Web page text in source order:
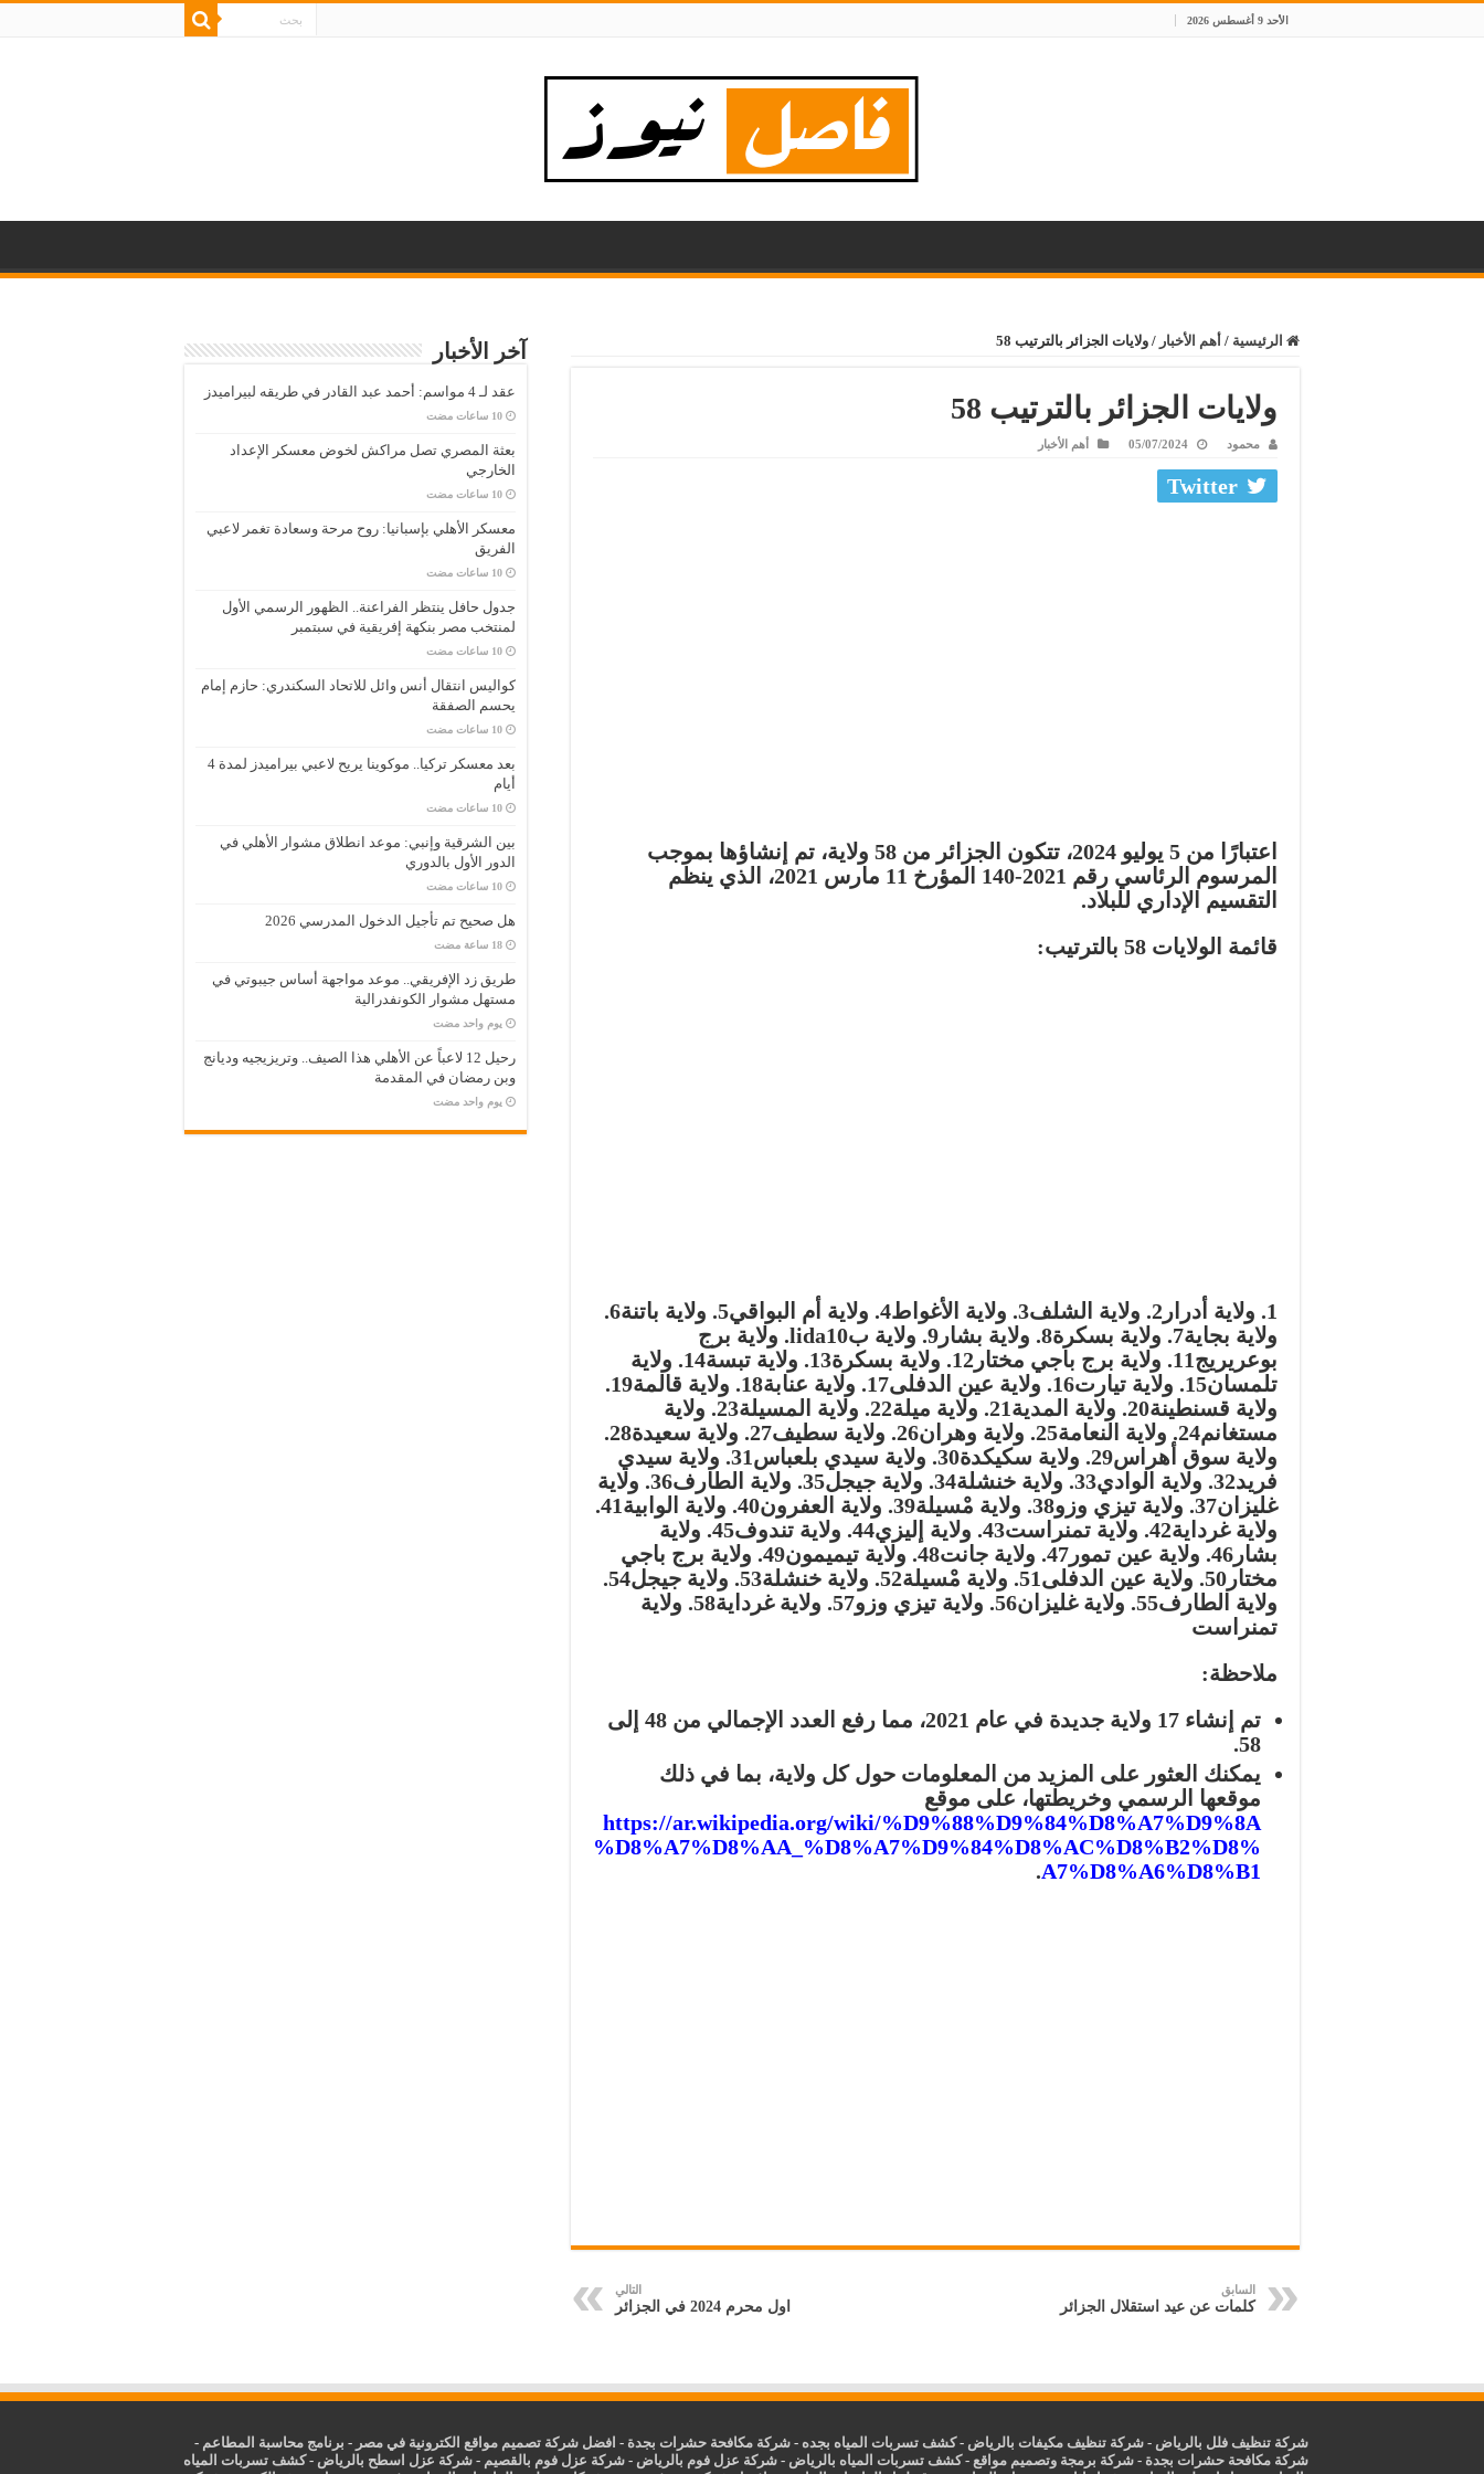
الأحد 9 أغسطس 2026
الرئيسية / أهم الأخبار / ولايات الجزائر بالترتيب 58
ولايات الجزائر بالترتيب 58
محمود 05/07/2024 أهم الأخبار
Twitter
اعتبارًا من 5 يوليو 2024، تتكون الجزائر من 58 ولاية، تم إنشاؤها بموجب
المرسوم الرئاسي رقم 2021-140 المؤرخ 11 مارس 2021، الذي ينظم
التقسيم الإداري للبلاد.
قائمة الولايات 58 بالترتيب:
1. ولاية أدرار 2. ولاية الشلف 3. ولاية الأغواط 4. ولاية أم البواقي 5. ولاية باتنة
6.
ولاية بجاية7. ولاية بسكرة 8. ولاية بشار 9. ولاية بlida
10. ولاية برج
بوعريريج11. ولاية برج باجي مختار 12. ولاية بسكرة 13. ولاية تبسة
14. ولاية
تلمسان15. ولاية تيارت 16. ولاية عين الدفلى 17. ولاية عنابة 18. ولاية قالمة
19.
ولاية قسنطينة20. ولاية المدية 21. ولاية ميلة 22. ولاية المسيلة
23. ولاية
مستغانم24. ولاية النعامة 25. ولاية وهران 26. ولاية سطيف 27. ولاية سعيدة
28.
ولاية سوق أهراس29. ولاية سكيكدة 30. ولاية سيدي بلعباس
31. ولاية سيدي
فريد32. ولاية الوادي 33. ولاية خنشلة 34. ولاية جيجل 35. ولاية الطارف
36. ولاية
غليزان37. ولاية تيزي وزو 38. ولاية مْسيلة 39. ولاية العفرون 40. ولاية الوابية
41.
ولاية غرداية42. ولاية تمنراست 43. ولاية إليزي 44. ولاية تندوف
45. ولاية
بشار 46. ولاية عين تمور 47. ولاية جانت 48. ولاية تيميمون
49. ولاية برج باجي
مختار 50. ولاية عين الدفلى 51. ولاية مْسيلة 52. ولاية خنشلة 53. ولاية جيجل
54.
ولاية الطارف55. ولاية غليزان 56. ولاية تيزي وزو 57. ولاية غرداية
58. ولاية
تمنراست
ملاحظة:
تم إنشاء 17 ولاية جديدة في عام 2021، مما رفع العدد الإجمالي من 48 إلى
58.
يمكنك العثور على المزيد من المعلومات حول كل ولاية، بما في ذلك
موقعها الرسمي وخريطتها، على موقع
https://ar.wikipedia.org/wiki/%D9%88%D9%84%D8%A7%D9%8A
%D8%A7%D8%AA_%D8%A7%D9%84%D8%AC%D8%B2%D8%
A7%D8%A6%D8%B1
.
السابق
كلمات عن عيد استقلال الجزائر
التالي
اول محرم 2024 في الجزائر
آخر الأخبار
عقد لـ 4 مواسم: أحمد عبد القادر في طريقه لبيراميدز
بعثة المصري تصل مراكش لخوض معسكر الإعداد
الخارجي
معسكر الأهلي بإسبانيا: روح مرحة وسعادة تغمر لاعبي
الفريق
جدول حافل ينتظر الفراعنة.. الظهور الرسمي الأول
لمنتخب مصر بنكهة إفريقية في سبتمبر
كواليس انتقال أنس وائل للاتحاد السكندري: حازم إمام
يحسم الصفقة
بعد معسكر تركيا.. موكوينا يريح لاعبي بيراميدز لمدة 4
أيام
بين الشرقية وإنبي: موعد انطلاق مشوار الأهلي في
الدور الأول بالدوري
هل صحيح تم تأجيل الدخول المدرسي 2026
طريق زد الإفريقي.. موعد مواجهة أساس جيبوتي في
مستهل مشوار الكونفدرالية
‏يوم واحد مضت
رحيل 12 لاعباً عن الأهلي هذا الصيف.. وتريزيجيه وديانج
وبن رمضان في المقدمة
‏يوم واحد مضت
شركة تنظيف فلل بالرياض -شركة تنظيف مكيفات بالرياض -كشف تسربات المياه بجده -شركة مكافحة حشرات بجدة - افضل شركة تصميم مواقع الكترونية في مصر - برنامج محاسبة المطاعم -
شركة مكافحة حشرات بجدة -شركة برمجة وتصميم مواقع -كشف تسربات المياه بالرياض -شركة عزل فوم بالرياض -شركة عزل فوم بالقصيم -شركة عزل اسطح بالرياض -كشف تسربات المياه